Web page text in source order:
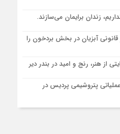
نقاط جهان؛ جنوب و شرق ایران
زندان برایمان می‌سازند.
آبزیان در بخش بردخون را
از هنر، رنج و امید در بندر دیر
عملیاتی پتروشیمی پردیس در